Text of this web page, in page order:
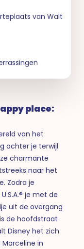
van Walt
place:
van het
achter je terwijl
charmante
naar het
Zodra je
je met de
uit de overgang
de hoofdstraat
Disney het zich
in